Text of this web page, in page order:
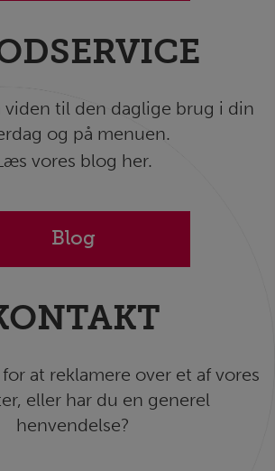
viden til den daglige brug i din
og på menuen.
vores blog her.
Blog
at reklamere over et af vores
eller har du en generel
henvendelse?